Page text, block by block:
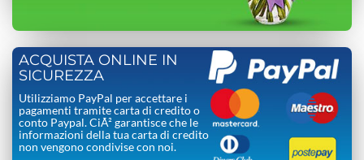
ACQUISTA ONLINE IN
SICUREZZA
Utilizziamo PayPal per accettare i
pagamenti tramite carta di credito o
conto Paypal. CiÃ² garantisce che le
informazioni della tua carta di credito
non vengono condivise con noi.